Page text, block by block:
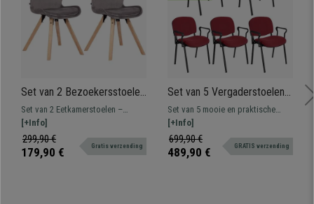
Set van 2 Bezoekersstoelen
KALI, Poten van
Beukenhout, Gestoffeerde
Zitting, Lichtgrijs Fluweel
Set van 2 Eetkamerstoelen –
Wachtkamerstoel met een modern
en levendig design met houten
poten. Diverse uitvoeringen en
[+Info]
299,90 €
179,90 € Gratis verzending
Set van 5 Vergaderstoelen
MOBY BASE, met
Armleuningen, Comfortabel
en Praktisch, Zwarte Poten
en Bordeaux Stof
Set van 5 mooie en praktische
vergaderstoelen MOBY BASE, een
typische vergaderstoel om in
wacht- of vergaderruimtes te
[+Info]
699,90 €
489,90 € GRATIS verzending